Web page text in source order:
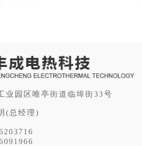
业园区唯亭街道临埠街33号
(总经理)